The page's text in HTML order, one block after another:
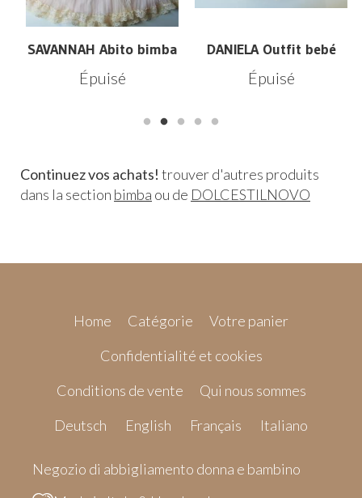
SAVANNAH Abito bimba
Épuisé
DANIELA Outfit bebé
Épuisé
Continuez vos achats! trouver d'autres produits
dans la section bimba ou de DOLCESTILNOVO
Home Catégorie
Votre panier
Confidentialité et cookies
Conditions de vente
Qui nous sommes
Deutsch
English Français Italiano
Negozio di abbigliamento donna e bambino